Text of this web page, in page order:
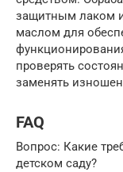
защитным лаком
маслом для
проверять
заменять
FAQ
Вопрос: Какие
детском саду?